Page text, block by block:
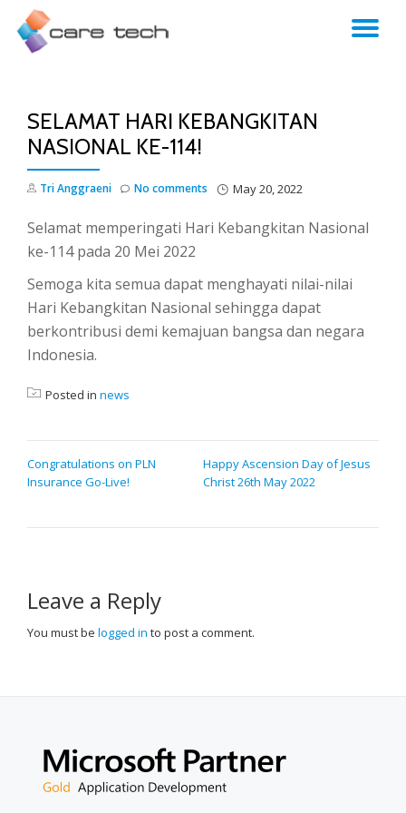
SELAMAT HARI KEBANGKITAN
NASIONAL KE-114!
Tri Anggraeni May 20, 2022
No comments
Selamat memperingati Hari Kebangkitan Nasional
ke-114 pada 20 Mei 2022
Semoga kita semua dapat menghayati nilai-nilai
Hari Kebangkitan Nasional sehingga dapat
berkontribusi demi kemajuan bangsa dan negara
Indonesia.
Posted in news
POST
NAVIGATION
Congratulations on PLN
Insurance Go-Live!
Happy Ascension Day of Jesus
Christ 26th May 2022
Leave a Reply
You must be logged in to post a comment.